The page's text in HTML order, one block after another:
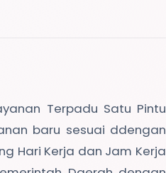
Terpadu Satu Pintu
baru sesuai ddengan
Hari Kerja dan Jam Kerja